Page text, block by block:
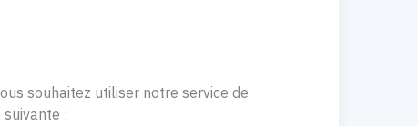
souhaitez utiliser notre service de
: